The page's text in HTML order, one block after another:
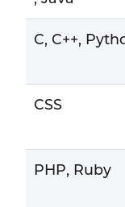
C, C++,
CSS
PHP, Ruby